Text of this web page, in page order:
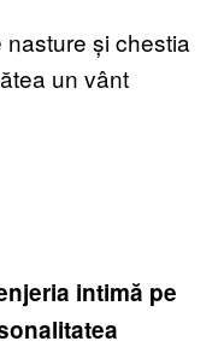
și chestia
un vânt
intimă pe